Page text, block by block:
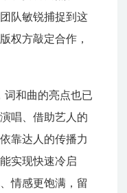
队敏锐捕捉到这
权方敲定合作，
词和曲的亮点也已
唱、借助艺人的
靠达人的传播力
实现快速冷启
情感更饱满，留